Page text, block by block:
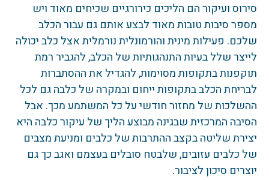
סירוס ועיקור הם הליכים כירורגיים שכיחים מאוד ויש
מספר סיבות טובות מאוד לבצע אותם גם עבור הכלב
שלכם. פעילות מינית והורמונלית נורמלית אצל כלב יכולה
לייצר שלל בעיות התנהגותיות של הכלב, להגביר רמת
תוקפנות בתקופות מסוימות, להגדיל את ההסתברות
לבריחת הכלב בתקופות ייחום ובמקרה של כלבה גם לכל
ההשלכות של מחזור חודשי על כל המשתמע מכך. אבל
הסיבה המרכזית שבגינה מבוצע הליך של עיקור כלבה היא
יצירת שליטה בקצב ההתרבות של כלבים ומניעת מצבים
של כלבים עזובים, שלבטח סובלים בעצמם ואגב כך גם
יוצרים סיכון לציבור.